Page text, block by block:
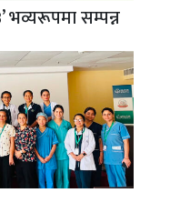
भव्यरूपमा सम्पन्न